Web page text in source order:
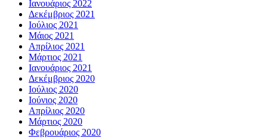
Ιανουάριος 2022
Δεκέμβριος 2021
Ιούλιος 2021
Μάιος 2021
Απρίλιος 2021
Μάρτιος 2021
Ιανουάριος 2021
Δεκέμβριος 2020
Ιούλιος 2020
Ιούνιος 2020
Απρίλιος 2020
Μάρτιος 2020
Φεβρουάριος 2020